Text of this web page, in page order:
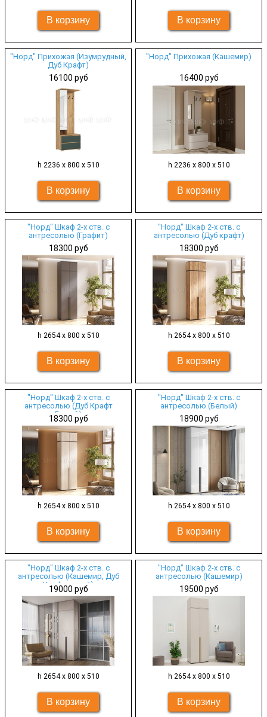
"Норд" Прихожая (Изумрудный,
Дуб Крафт)
16100 руб
h 2236 х 800 х 510
"Норд" Прихожая (Кашемир)
16400 руб
h 2236 х 800 х 510
"Норд" Шкаф 2-х ств. с
антресолью (Графит)
18300 руб
h 2654 х 800 х 510
"Норд" Шкаф 2-х ств. с
антресолью (Дуб крафт)
18300 руб
h 2654 х 800 х 510
"Норд" Шкаф 2-х ств. с
антресолью (Дуб Крафт
Белый)
18300 руб
h 2654 х 800 х 510
"Норд" Шкаф 2-х ств. с
антресолью (Белый)
18900 руб
h 2654 х 800 х 510
"Норд" Шкаф 2-х ств. с
антресолью (Кашемир, Дуб
Крафт серый)
19000 руб
h 2654 х 800 х 510
"Норд" Шкаф 2-х ств. с
антресолью (Кашемир)
19500 руб
h 2654 х 800 х 510